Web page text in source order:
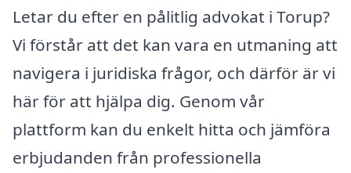
Letar du efter en pålitlig advokat i Torup?
Vi förstår att det kan vara en utmaning att
navigera i juridiska frågor, och därför är vi
här för att hjälpa dig. Genom vår
plattform kan du enkelt hitta och jämföra
erbjudanden från professionella